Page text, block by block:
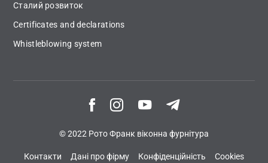
Сталий розвиток
Certificates and declarations
Whistleblowing system
© 2022 Рото Франк віконна фурнітура
Контакти Дані про фірму Конфіденційність Cookies